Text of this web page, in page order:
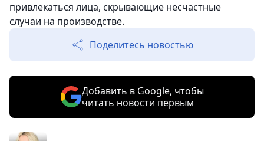
привлекаться лица, скрывающие несчастные
случаи на производстве.
Поделитесь новостью
Добавить в Google, чтобы
читать новости первым